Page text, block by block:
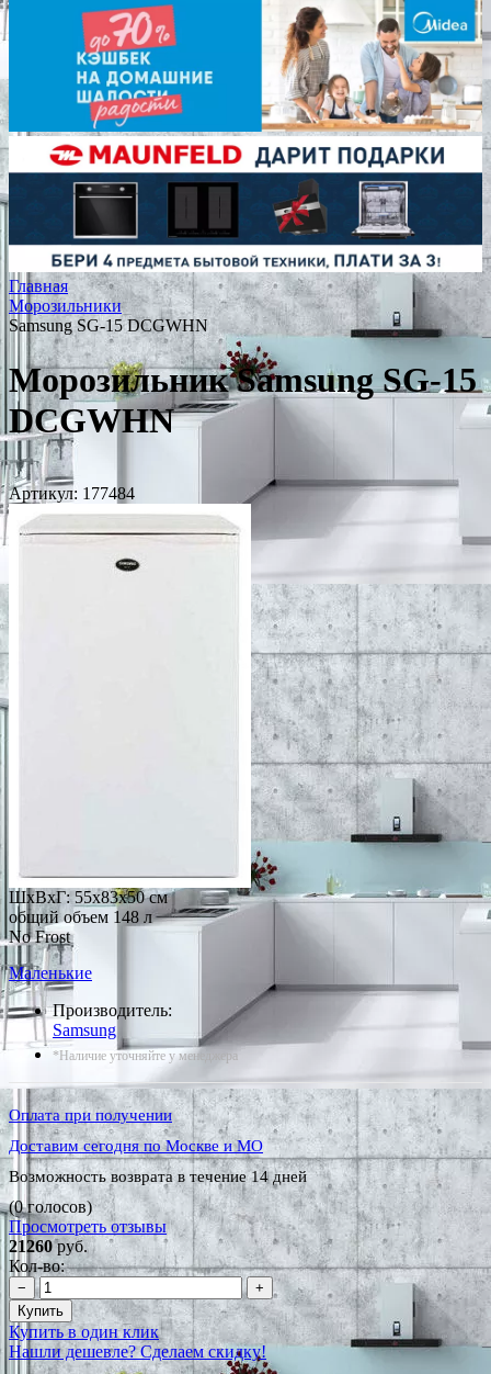
Главная
Морозильники
Samsung SG-15 DCGWHN
Морозильник Samsung SG-15
DCGWHN
Артикул: 177484
ШхВхГ: 55х83х50 см
общий объем 148 л
No Frost
Маленькие
Производитель:
Samsung
*Наличие уточняйте у менеджера
Оплата при получении
Доставим сегодня по Москве и МО
Возможность возврата в течение 14 дней
(0 голосов)
Просмотреть отзывы
21260руб.
Кол-во:
−
+
Купить
Купить в один клик
Нашли дешевле? Сделаем скидку!